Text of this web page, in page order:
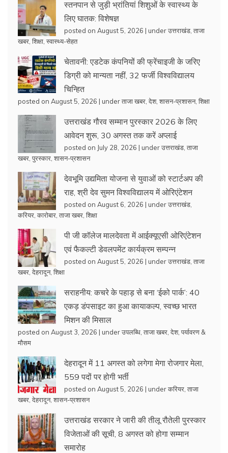
स्तनपान से जुड़ी भ्रांतियां शिशुओं के स्वास्थ्य के
लिए घातक: विशेषज्ञ
posted on August 5, 2026 | underउत्तराखंड ताजा
खबर शिक्षा स्वास्थ्य-सेहत
चेतावनी: एडटेक कंपनियों की फ्रेंचाइजी के जरिए
डिग्री को मान्यता नहीं, 32 फर्जी विश्वविद्यालय
चिन्हित
posted on August 5, 2026 | underताजा खबर देश, शासन-प्रशासन, शिक्षा
उत्तराखंड गौरव सम्मान पुरस्कार 2026 के लिए
आवेदन शुरू, 30 अगस्त तक करें अप्लाई
posted on July 28, 2026 | underउत्तराखंड ताजा
खबर पुरस्कार शासन-प्रशासन
देवभूमि उद्यमिता योजना से युवाओं को स्टार्टअप की
राह, श्री देव सुमन विश्वविद्यालय में ओरिएंटेशन
posted on August 6, 2026 | underउत्तराखंड
करियर कारोबार ताजा खबर शिक्षा
पी जी कॉलेज मालदेवता में आईक्यूएसी ओरिएंटेशन
एवं फैकल्टी डेवलपमेंट कार्यक्रम सम्पन्न
posted on August 5, 2026 | underउत्तराखंड ताजा
खबर देहरादून, शिक्षा
सराहनीय: कचरे के पहाड़ से बना ‘ईको पार्क’: 40
एकड़ डंपसाइट का हुआ कायाकल्प, स्वच्छ भारत
मिशन की मिसाल
posted on August 3, 2026 | underउपलब्धि ताजा खबर देश, पर्यावरण &
मौसम
देहरादून में 11 अगस्त को लगेगा मेगा रोजगार मेला,
559 पदों पर होगी भर्ती
posted on August 5, 2026 | underकरियर ताजा
खबर देहरादून, शासन-प्रशासन
उत्तराखंड सरकार ने जारी की तीलू रौतेली पुरस्कार
विजेताओं की सूची, 8 अगस्त को होगा सम्मान
समारोह